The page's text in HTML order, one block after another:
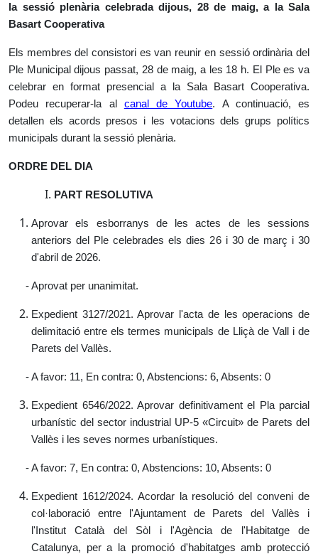
la sessió plenària celebrada dijous, 28 de maig, a la Sala
Basart Cooperativa
Els membres del consistori es van reunir en sessió ordinària del
Ple Municipal dijous passat, 28 de maig, a les 18 h. El Ple es va
celebrar en format presencial a la Sala Basart Cooperativa.
Podeu recuperar-la al canal de Youtube. A continuació, es
detallen els acords presos i les votacions dels grups polítics
municipals durant la sessió plenària.
ORDRE DEL DIA
PART RESOLUTIVA
Aprovar els esborranys de les actes de les sessions
anteriors del Ple celebrades els dies 26 i 30 de març i 30
d'abril de 2026.
- Aprovat per unanimitat.
Expedient 3127/2021. Aprovar l'acta de les operacions de
delimitació entre els termes municipals de Lliçà de Vall i de
Parets del Vallès.
- A favor: 11, En contra: 0, Abstencions: 6, Absents: 0
Expedient 6546/2022. Aprovar definitivament el Pla parcial
urbanístic del sector industrial UP-5 «Circuit» de Parets del
Vallès i les seves normes urbanístiques.
- A favor: 7, En contra: 0, Abstencions: 10, Absents: 0
Expedient 1612/2024. Acordar la resolució del conveni de
col·laboració entre l'Ajuntament de Parets del Vallès i
l'Institut Català del Sòl i l'Agència de l'Habitatge de
Catalunya, per a la promoció d'habitatges amb protecció